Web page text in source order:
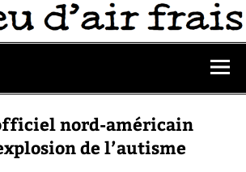
nord-américain
de l’autisme